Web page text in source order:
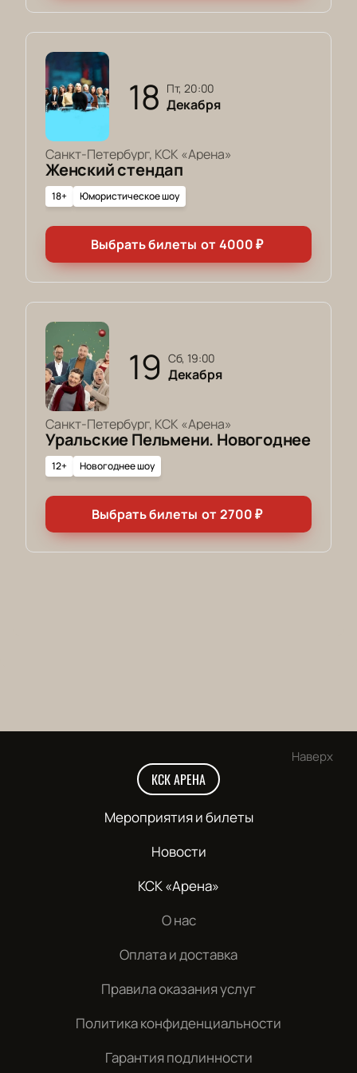
18 пт, 20:00
Декабря
Санкт-Петербург, КСК «Арена»
Женский стендап
18+ Юмористическое шоу
Выбрать билеты от 4000₽
19 сб, 19:00
Декабря
Санкт-Петербург, КСК «Арена»
Уральские Пельмени. Новогоднее
12+ Новогоднее шоу
Выбрать билеты от 2700₽
Наверх
КСК АРЕНА
Мероприятия и билеты
Новости
КСК «Арена»
О нас
Оплата и доставка
Правила оказания услуг
Политика конфиденциальности
Гарантия подлинности